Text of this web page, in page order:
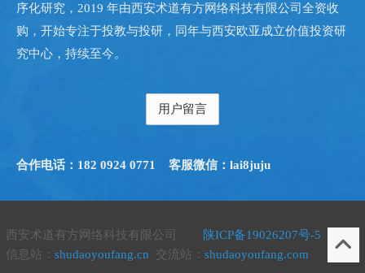
序化研究，2019 年由西安术道有方网络科技有限公司全资收
购，开始专注于投教与投研，同年与西安欧亚成立价值投资研
究中心，持续至今。
用户留言
合作电话：182 0924 0771 客服微信：lai8juju
西安术道有方网络科技有限公司 陕ICP备19026207号-5
信息站：shudaoyoufang.cn 交流站：shudaoyoufang.com